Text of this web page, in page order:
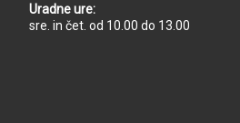
Uradne ure:
sre. in čet. od 10.00 do 13.00